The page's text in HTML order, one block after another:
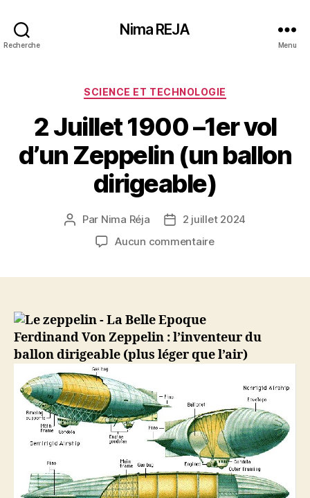
Recherche
Nima REJA
Menu
Catégories
SCIENCE ET TECHNOLOGIE
2 Juillet 1900 –1er vol
d’un Zeppelin (un ballon
dirigeable)
Auteur
l’article
Par Nima Réja
Date2 juillet 2024
Aucun commentairesur
vol
d’un
Zeppelin
dirigeable)
Ferdinand Von Zeppelin : l’inventeur du
ballon dirigeable (plus léger que l’air)